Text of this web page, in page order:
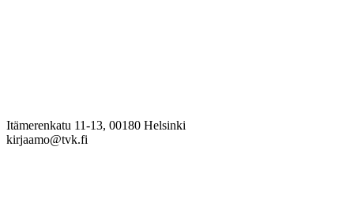
Itämerenkatu 11-13, 00180 Helsinki
kirjaamo@tvk.fi